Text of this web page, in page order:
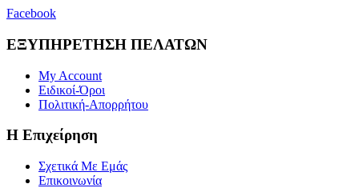
Facebook
ΕΞΥΠΗΡΕΤΗΣΗ ΠΕΛΑΤΩΝ
My Account
Ειδικοί-Όροι
Πολιτική-Απορρήτου
Η Επιχείρηση
Σχετικά Με Εμάς
Επικοινωνία